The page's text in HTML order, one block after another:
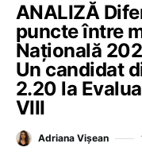
ANALIZĂ
puncte între
Națională
Un candidat
2.20 la
VIII
Adriana Vișean